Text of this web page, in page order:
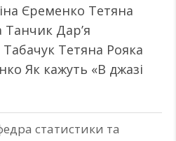
Єременко Тетяна
Дар’я
Тетяна Рояка
Як кажуть «В джазі
статистики та